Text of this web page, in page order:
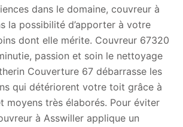
dans le domaine, couvreur à
la possibilité d’apporter à votre
dont elle mérite. Couvreur 67320
passion et soin le nettoyage
Couverture 67 débarrasse les
qui détériorent votre toit grâce à
moyens très élaborés. Pour éviter
à Asswiller applique un